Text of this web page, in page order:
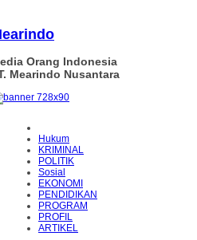
Orang Indonesia
Mearindo Nusantara
Hukum
KRIMINAL
POLITIK
Sosial
EKONOMI
PENDIDIKAN
PROGRAM
PROFIL
ARTIKEL